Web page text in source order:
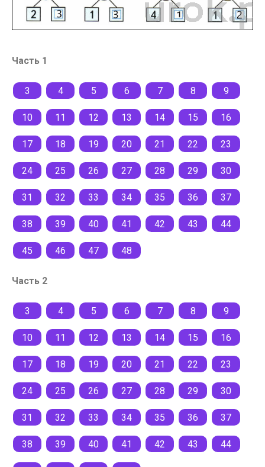
Часть 1
3 4 5 6 7 8 9
10 11 12 13 14 15 16
17 18 19 20 21 22 23
24 25 26 27 28 29 30
31 32 33 34 35 36 37
38 39 40 41 42 43 44
45 46 47 48
Часть 2
3 4 5 6 7 8 9
10 11 12 13 14 15 16
17 18 19 20 21 22 23
24 25 26 27 28 29 30
31 32 33 34 35 36 37
38 39 40 41 42 43 44